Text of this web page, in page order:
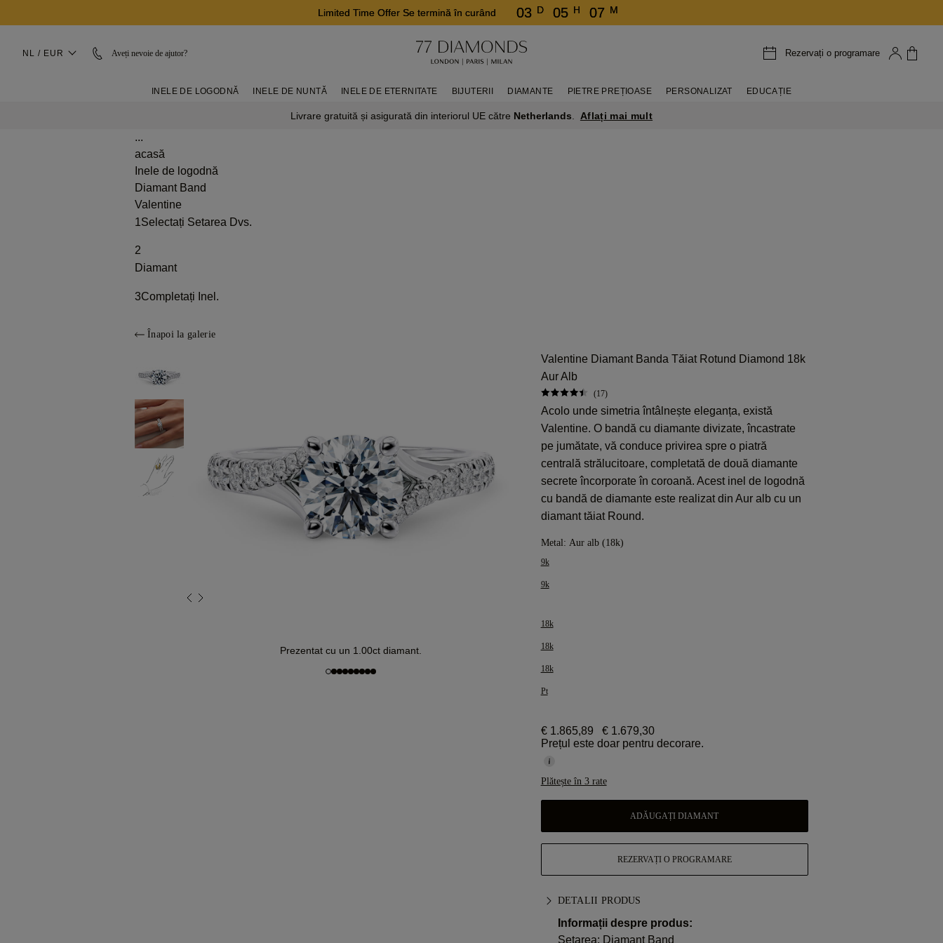
Limited Time Offer Se termină în curând 03 D 05 H 07 M
NL / EUR Aveți nevoie de ajutor? Rezervați o programare
INELE DE LOGODNĂ INELE DE NUNTĂ INELE DE ETERNITATE BIJUTERII DIAMANTE PIETRE PREȚIOASE PERSONALIZAT EDUCAȚIE
Livrare gratuită și asigurată din interiorul UE către Netherlands Aflați mai mult
...
acasă
Inele de logodnă
Diamant Band
Valentine
1Selectați Setarea Dvs.
2
Diamant
3Completați Inel.
Înapoi la galerie
Prezentat cu un 1.00ct diamant.
Valentine Diamant Banda Tăiat Rotund Diamond 18k
Aur Alb
(17)
Acolo unde simetria întâlnește eleganța, există
Valentine. O bandă cu diamante divizate, încastrate
pe jumătate, vă conduce privirea spre o piatră
centrală strălucitoare, completată de două diamante
secrete încorporate în coroană. Acest inel de logodnă
cu bandă de diamante este realizat din Aur alb cu un
diamant tăiat Round.
Metal: Aur alb (18k)
9k
9k
18k
18k
18k
Pt
€ 1.865,89
€ 1.679,30
Prețul este doar pentru decorare.
Plătește în 3 rate
ADĂUGAȚI DIAMANT
REZERVAȚI O PROGRAMARE
DETALII PRODUS
Informații despre produs:
Setarea: Diamant Band